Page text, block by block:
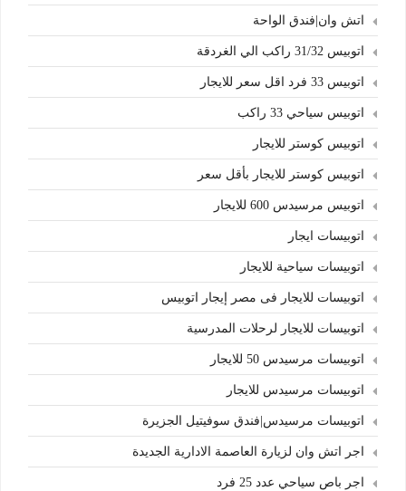
اتش وان|فندق الواحة
اتوبيس 31/32 راكب الي الغردقة
اتوبيس 33 فرد اقل سعر للايجار
اتوبيس سياحي 33 راكب
اتوبيس كوستر للايجار
اتوبيس كوستر للايجار بأقل سعر
اتوبيس مرسيدس 600 للايجار
اتوبيسات ايجار
اتوبيسات سياحية للايجار
اتوبيسات للايجار فى مصر إيجار اتوبيس
اتوبيسات للايجار لرحلات المدرسية
اتوبيسات مرسيدس 50 للايجار
اتوبيسات مرسيدس للايجار
اتوبيسات مرسيدس|فندق سوفيتيل الجزيرة
اجر اتش وان لزيارة العاصمة الادارية الجديدة
اجر باص سياحي عدد 25 فرد